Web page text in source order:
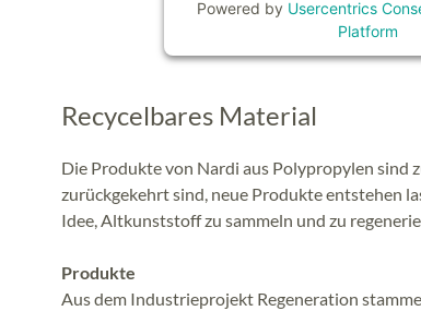
Powered by Usercentrics
Platform
Recycelbares Material
Die Produkte von Nardi aus Polypropylen sind
zurückgekehrt sind, neue Produkte entstehen
Idee, Altkunststoff zu sammeln und zu
Produkte
Aus dem Industrieprojekt Regeneration